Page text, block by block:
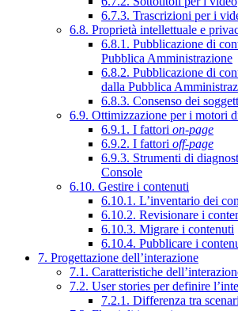
6.7.3. Trascrizioni per i
6.8. Proprietà intellettuale e
6.8.1. Pubblicazione di
Pubblica Amministrazione
6.8.2. Pubblicazione di
dalla Pubblica
6.8.3. Consenso dei
6.9. Ottimizzazione per i motori
6.9.1. I fattori on-page
6.9.2. I fattori off-page
6.9.3. Strumenti di
Console
6.10. Gestire i contenuti
6.10.1. L’inventario dei
6.10.2. Revisionare i
6.10.3. Migrare i contenuti
6.10.4. Pubblicare i
7. Progettazione dell’interazione
7.1. Caratteristiche
7.2. User stories per definire
7.2.1. Differenza tra